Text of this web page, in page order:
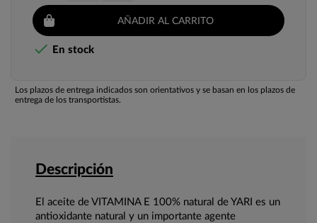
AÑADIR AL CARRITO
 En stock
Los plazos de entrega indicados son orientativos y se basan en los plazos de
entrega de los transportistas.
Descripción
El aceite de VITAMINA E 100% natural de YARI es un
antioxidante natural y un importante agente